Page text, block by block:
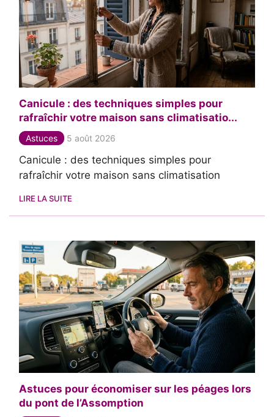
Canicule : des techniques simples pour
rafraîchir votre maison sans climatisatio...
Astuces 5 août 2026
Canicule : des techniques simples pour
rafraîchir votre maison sans climatisation
LIRE LA SUITE
Astuces pour économiser sur les péages lors
du pont de l’Assomption